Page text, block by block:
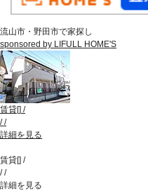
流山市・野田市で家探し
sponsored by LIFULL HOME'S
賃貸[] /
//
詳細を見る
賃貸[] /
//
詳細を見る